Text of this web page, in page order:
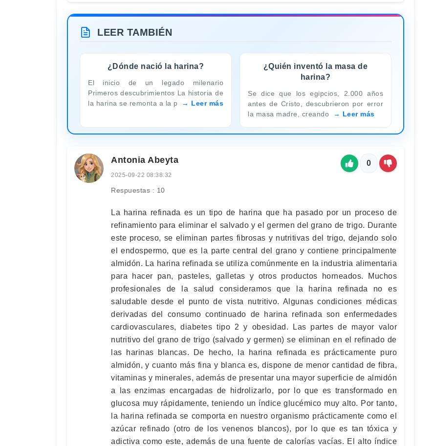
LEER TAMBIÉN
¿Dónde nació la harina?
El inicio de un legado milenario
Primeros descubrimientos La historia de
la harina se remonta a la p
Leer más
¿Quién inventó la masa de
harina?
Se dice que los egipcios, 2.000 años
antes de Cristo, descubrieron por error
la masa madre, creando
Leer más
Antonia Abeyta
2025-09-22 08:38:32
Respuestas : 10
0
La harina refinada es un tipo de harina que ha pasado por un proceso de
refinamiento para eliminar el salvado y el germen del grano de trigo. Durante
este proceso, se eliminan partes fibrosas y nutritivas del trigo, dejando solo
el endospermo, que es la parte central del grano y contiene principalmente
almidón. La harina refinada se utiliza comúnmente en la industria alimentaria
para hacer pan, pasteles, galletas y otros productos horneados. Muchos
profesionales de la salud consideramos que la harina refinada no es
saludable desde el punto de vista nutritivo. Algunas condiciones médicas
derivadas del consumo continuado de harina refinada son enfermedades
cardiovasculares, diabetes tipo 2 y obesidad. Las partes de mayor valor
nutritivo del grano de trigo (salvado y germen) se eliminan en el refinado de
las harinas blancas. De hecho, la harina refinada es prácticamente puro
almidón, y cuanto más fina y blanca es, dispone de menor cantidad de fibra,
vitaminas y minerales, además de presentar una mayor superficie de almidón
a las enzimas encargadas de hidrolizarlo, por lo que es transformado en
glucosa muy rápidamente, teniendo un índice glucémico muy alto. Por tanto,
la harina refinada se comporta en nuestro organismo prácticamente como el
azúcar refinado (otro de los venenos blancos), por lo que es tan tóxica y
adictiva como este, además de una fuente de calorías vacías. El alto índice